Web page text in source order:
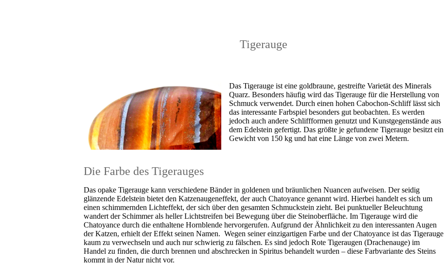
Tigerauge
Das Tigerauge ist eine goldbraune, gestreifte Varietät des Minerals
Quarz. Besonders häufig wird das Tigerauge für die Herstellung von
Schmuck verwendet. Durch einen hohen Cabochon-Schliff lässt sich
das interessante Farbspiel besonders gut beobachten. Es werden
jedoch auch andere Schliffformen genutzt und Kunstgegenstände aus
dem Edelstein gefertigt. Das größte je gefundene Tigerauge besitzt ein
Gewicht von 150 kg und hat eine Länge von zwei Metern.
Die Farbe des Tigerauges
Das opake Tigerauge kann verschiedene Bänder in goldenen und bräunlichen Nuancen aufweisen. Der seidig
glänzende Edelstein bietet den Katzenaugeneffekt, der auch Chatoyance genannt wird. Hierbei handelt es sich um
einen schimmernden Lichteffekt, der sich über den gesamten Schmuckstein zieht. Bei punktueller Beleuchtung
wandert der Schimmer als heller Lichtstreifen bei Bewegung über die Steinoberfläche. Im Tigerauge wird die
Chatoyance durch die enthaltene Hornblende hervorgerufen. Aufgrund der Ähnlichkeit zu den interessanten Augen
der Katzen, erhielt der Effekt seinen Namen. Wegen seiner einzigartigen Farbe und der Chatoyance ist das Tigerauge
kaum zu verwechseln und auch nur schwierig zu fälschen. Es sind jedoch Rote Tigeraugen (Drachenauge) im
Handel zu finden, die durch brennen und abschrecken in Spiritus behandelt wurden – diese Farbvariante des Steins
kommt in der Natur nicht vor.